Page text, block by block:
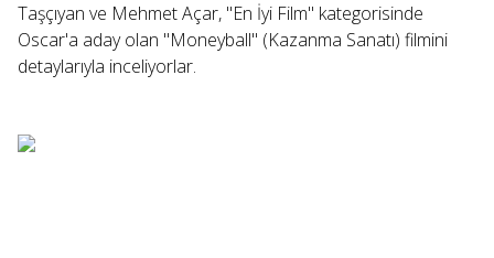
Taşçıyan ve Mehmet Açar, "En İyi Film" kategorisinde
Oscar'a aday olan "Moneyball" (Kazanma Sanatı) filmini
detaylarıyla inceliyorlar.